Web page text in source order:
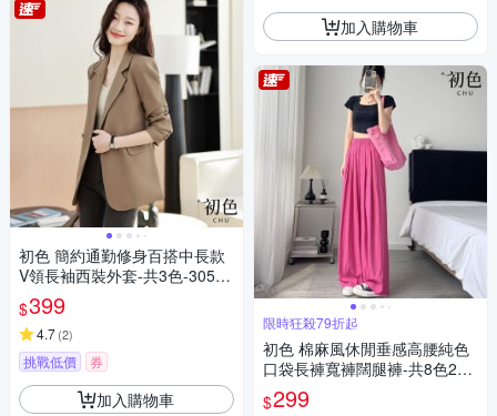
初色 簡約通勤修身百搭中長款
V領長袖西裝外套-共3色-30521
(M-2XL可選)
$399
4.7(2)
挑戰低價 券
加入購物車
加入購物車
限時狂殺79折起
初色 棉麻風休閒垂感高腰純色
口袋長褲寬褲闊腿褲-共8色2款-
35609(M-XL可選)
$299